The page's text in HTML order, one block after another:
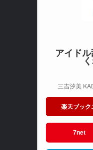
アイド
三吉汐美
楽天ブック
7net